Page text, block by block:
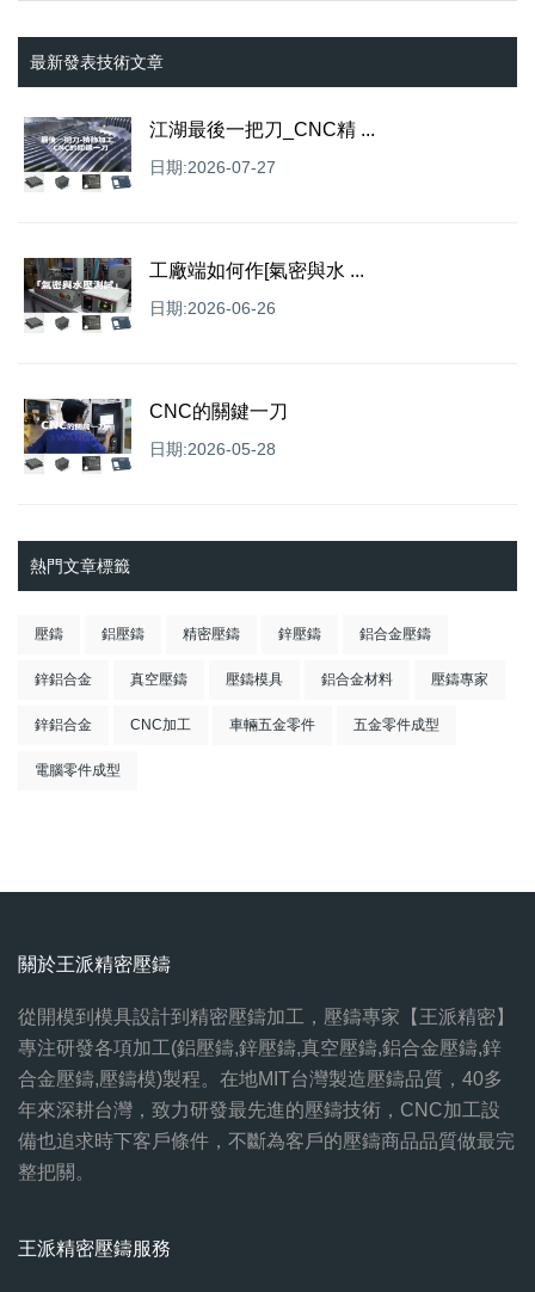
最新發表技術文章
江湖最後一把刀_CNC精 ...
日期:2026-07-27
工廠端如何作[氣密與水 ...
日期:2026-06-26
CNC的關鍵一刀
日期:2026-05-28
熱門文章標籤
壓鑄 鋁壓鑄 精密壓鑄 鋅壓鑄 鋁合金壓鑄
鋅鋁合金 真空壓鑄 壓鑄模具 鋁合金材料 壓鑄專家
鋅鋁合金 CNC加工 車輛五金零件 五金零件成型
電腦零件成型
關於王派精密壓鑄
從開模到模具設計到精密壓鑄加工，壓鑄專家【王派精密】
專注研發各項加工(鋁壓鑄,鋅壓鑄,真空壓鑄,鋁合金壓鑄,鋅
合金壓鑄,壓鑄模)製程。在地MIT台灣製造壓鑄品質，40多
年來深耕台灣，致力研發最先進的壓鑄技術，CNC加工設
備也追求時下客戶條件，不斷為客戶的壓鑄商品品質做最完
整把關。
王派精密壓鑄服務